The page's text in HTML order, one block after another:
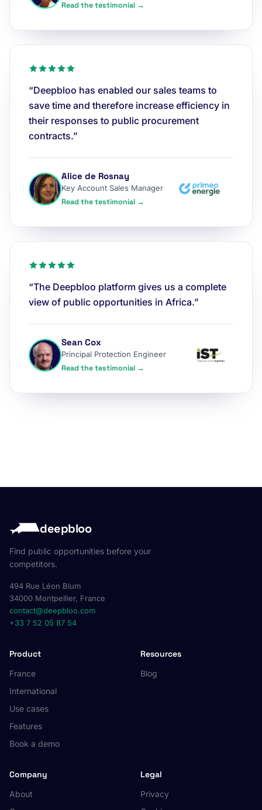
Read the testimonial →
“Deepbloo has enabled our sales teams to
save time and therefore increase efficiency in
their responses to public procurement
contracts.”
Alice de Rosnay
Key Account Sales Manager
Read the testimonial →
“The Deepbloo platform gives us a complete
view of public opportunities in Africa.”
Sean Cox
Principal Protection Engineer
Read the testimonial →
deepbloo
Find public opportunities before your
competitors.
494 Rue Léon Blum
34000 Montpellier, France
contact@deepbloo.com
+33 7 52 05 87 54
Product
France
International
Use cases
Features
Book a demo
Resources
Blog
Company
About
Legal
Privacy